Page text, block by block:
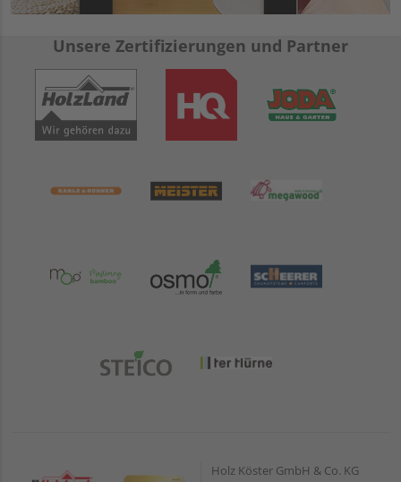
Unsere Zertifizierungen und Partner
Holz Köster GmbH & Co. KG